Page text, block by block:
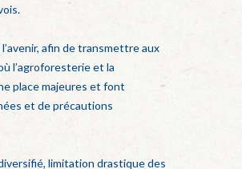
afin de transmettre aux
l’agroforesterie et la
place majeures et font
et de précautions
limitation drastique des